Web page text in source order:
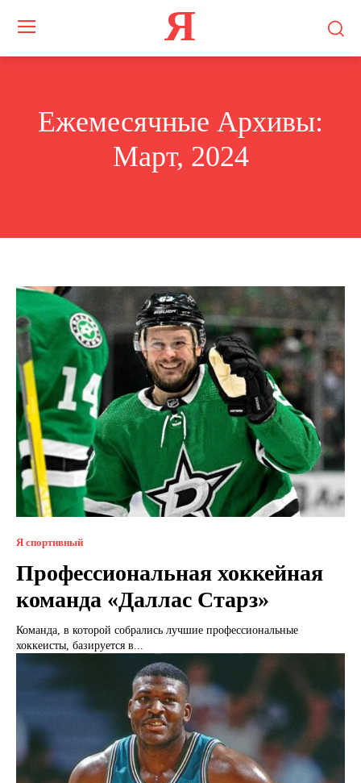
Я
Ежемесячные Архивы:
Март, 2024
Я спортивный
Профессиональная хоккейная
команда «Даллас Старз»
Команда, в которой собрались лучшие профессиональные
хоккеисты, базируется в...